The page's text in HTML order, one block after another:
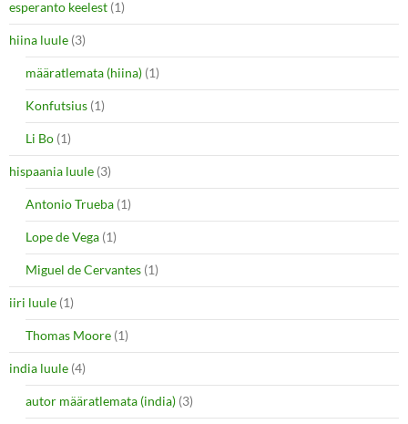
esperanto keelest (1)
hiina luule (3)
määratlemata (hiina) (1)
Konfutsius (1)
Li Bo (1)
hispaania luule (3)
Antonio Trueba (1)
Lope de Vega (1)
Miguel de Cervantes (1)
iiri luule (1)
Thomas Moore (1)
india luule (4)
autor määratlemata (india) (3)